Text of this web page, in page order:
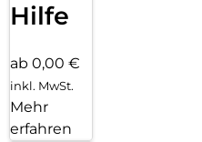
Hilfe
ab 0,00 €
inkl. MwSt.
Mehr
erfahren